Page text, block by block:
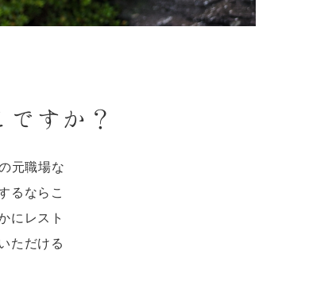
すか？
元職場な
るならこ
にレスト
ただける